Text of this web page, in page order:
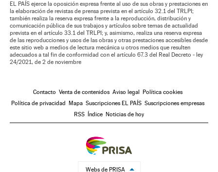
EL PAÍS ejerce la oposición expresa frente al uso de sus obras y prestaciones en
la elaboración de revistas de prensa prevista en el artículo 32.1 del TRLPI;
también realiza la reserva expresa frente a la reproducción, distribución y
comunicación pública de sus trabajos y artículos sobre temas de actualidad
prevista en el artículo 33.1 del TRLPI; y, asimismo, realiza una reserva expresa
de las reproducciones y usos de las obras y otras prestaciones accesibles desde
este sitio web a medios de lectura mecánica u otros medios que resulten
adecuados a tal fin de conformidad con el artículo 67.3 del Real Decreto - ley
24/2021, de 2 de noviembre
Contacto Venta de contenidos Aviso legal
Política cookies
Política de privacidad
Mapa Suscripciones EL PAÍS Suscripciones empresas
RSS
Índice Noticias de hoy
Webs de PRISA